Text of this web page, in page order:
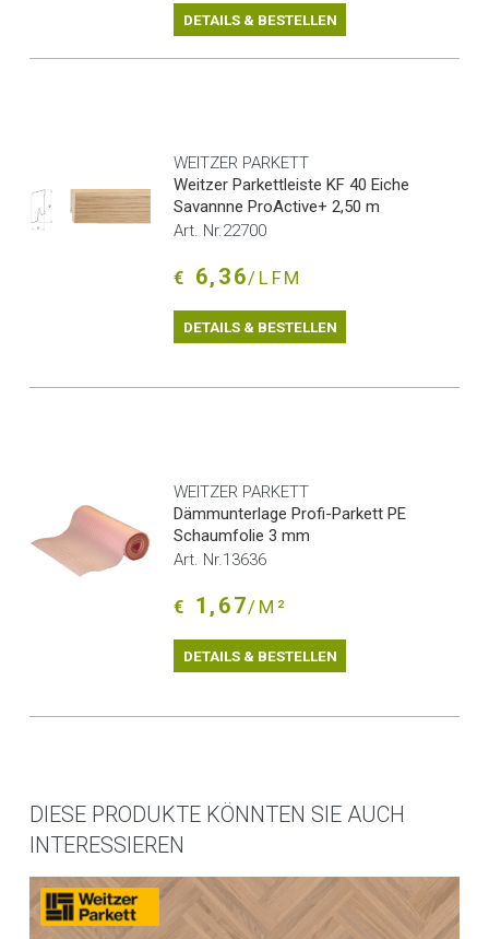
DETAILS & BESTELLEN
WEITZER PARKETT
Weitzer Parkettleiste KF 40 Eiche
Savannne ProActive+ 2,50 m
Art. Nr.22700
€ 6,36/LFM
DETAILS & BESTELLEN
WEITZER PARKETT
Dämmunterlage Profi-Parkett PE
Schaumfolie 3 mm
Art. Nr.13636
€ 1,67/M²
DETAILS & BESTELLEN
DIESE PRODUKTE KÖNNTEN SIE AUCH
INTERESSIEREN